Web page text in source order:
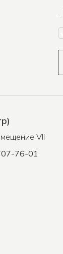
VII
76-01